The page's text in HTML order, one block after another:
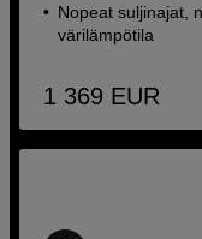
Nopeat suljinajat,
värilämpötila
1 369 EUR